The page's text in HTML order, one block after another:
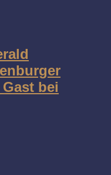
bei